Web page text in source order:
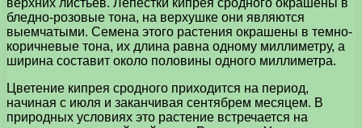
верхних листьев. Лепестки кипрея сродного окрашены в
бледно-розовые тона, на верхушке они являются
выемчатыми. Семена этого растения окрашены в темно-
коричневые тона, их длина равна одному миллиметру, а
ширина составит около половины одного миллиметра.
Цветение кипрея сродного приходится на период,
начиная с июля и заканчивая сентябрем месяцем. В
природных условиях это растение встречается на